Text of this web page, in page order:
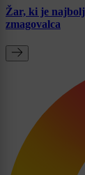
Žar, ki je
zmagovalca